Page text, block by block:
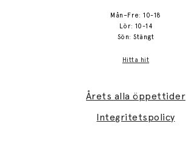
Mån–Fre: 10-18
Lör: 10-14
Sön: Stängt
Hitta hit
Årets alla öppettider
Integritetspolicy